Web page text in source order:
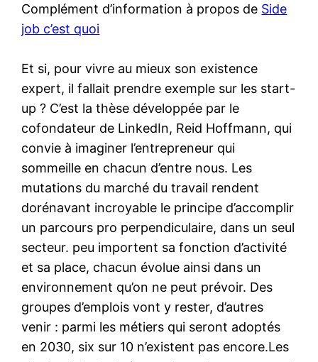
Complément d’information à propos de Side
job c’est quoi
Et si, pour vivre au mieux son existence
expert, il fallait prendre exemple sur les start-
up ? C’est la thèse développée par le
cofondateur de LinkedIn, Reid Hoffmann, qui
convie à imaginer l’entrepreneur qui
sommeille en chacun d’entre nous. Les
mutations du marché du travail rendent
dorénavant incroyable le principe d’accomplir
un parcours pro perpendiculaire, dans un seul
secteur. peu importent sa fonction d’activité
et sa place, chacun évolue ainsi dans un
environnement qu’on ne peut prévoir. Des
groupes d’emplois vont y rester, d’autres
venir : parmi les métiers qui seront adoptés
en 2030, six sur 10 n’existent pas encore.Les